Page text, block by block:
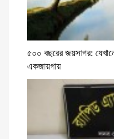
৫০০ বছরের জয়সাগর:
একজায়গায়